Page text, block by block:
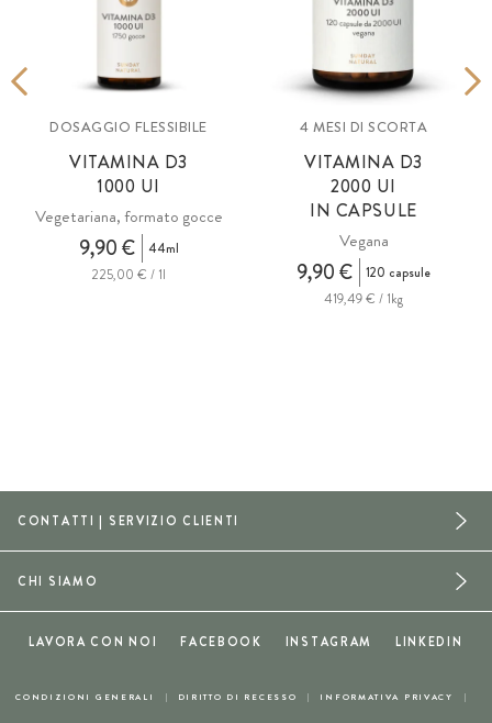
DOSAGGIO FLESSIBILE
VITAMINA D3
1000 UI
Vegetariana, formato gocce
9,90 €
44ml
225,00 € / 1l
4 MESI DI SCORTA
VITAMINA D3
2000 UI
IN CAPSULE
Vegana
9,90 €
120 capsule
419,49 € / 1kg
CONTATTI | SERVIZIO CLIENTI
CONDIZIONI GENERALI DIRITTO DI RECESSO INFORMATIVA PRIVACY
CHI SIAMO
LAVORA CON NOI FACEBOOK INSTAGRAM LINKEDIN